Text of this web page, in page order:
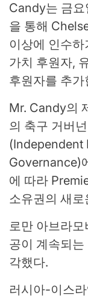
Candy는 금
을 통해
이상에 인수
가치 후원자,
후원자를 추
Mr. Candy의
의 축구 거버
(Independent
Governance)
에 따라
소유권의 새
로만 아브라
공이 계속되
각했다.
러시아-이스